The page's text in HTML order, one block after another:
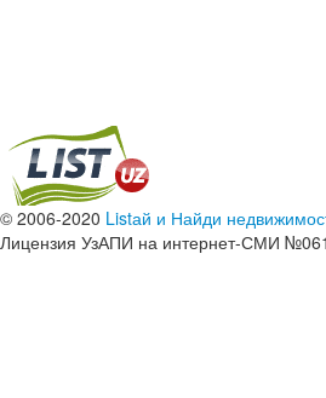
© 2006-2020 Listай и Найди
Лицензия УзАПИ на интернет-СМИ